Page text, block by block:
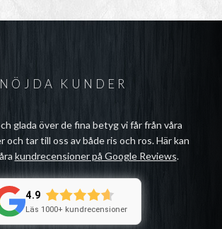
NÖJDA KUNDER
glada över de fina betyg vi får från våra
och tar till oss av både ris och ros. Här kan
kundrecensioner på Google Reviews.
4.9
Läs 1000+ kundrecensioner